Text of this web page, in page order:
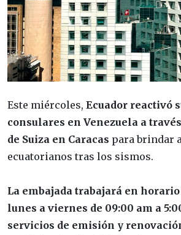
Este miércoles, Ecuador reactivó
consulares en Venezuela a
de Suiza en Caracas para brindar
ecuatorianos tras los sismos.
La embajada trabajará en
lunes a viernes de 09:00 am a
servicios de emisión y